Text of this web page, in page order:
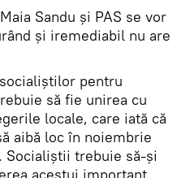
Sandu și PAS se vor
și iremediabil nu are
pentru
să fie unirea cu
locale, care iată că
aibă loc în noiembrie
Socialiștii trebuie să-și
acestui important